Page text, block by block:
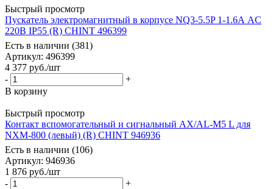
Быстрый просмотр
Пускатель электромагнитный в корпусе NQ3-5.5P 1-1.6А AC
220В IP55 (R) CHINT 496399
Есть в наличии (381)
Артикул: 496399
4 377 руб./шт
-
+
В корзину
Быстрый просмотр
Контакт вспомогательный и сигнальный AX/AL-M5 L для
NXM-800 (левый) (R) CHINT 946936
Есть в наличии (106)
Артикул: 946936
1 876 руб./шт
-
+